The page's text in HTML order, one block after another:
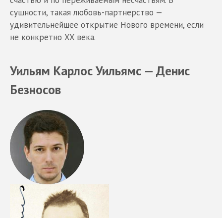
сущности, такая любовь-партнерство —
удивительнейшее открытие Нового времени, если
не конкретно XX века.
Уильям Карлос Уильямс — Денис
Безносов